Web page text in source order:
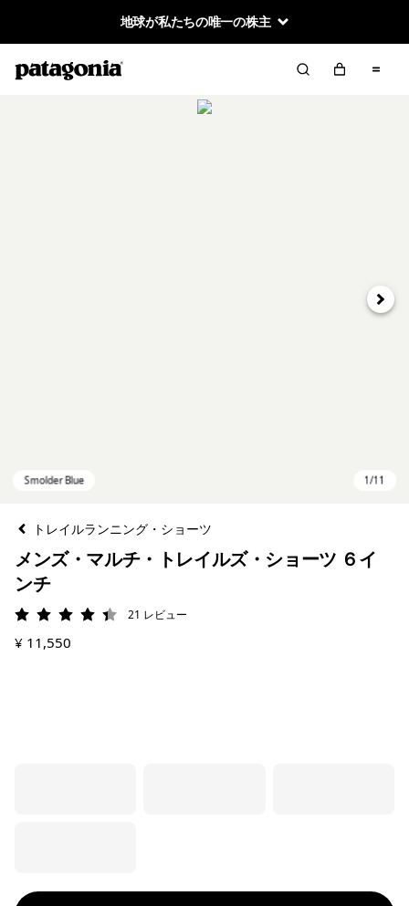
地球が私たちの唯一の株主
次へ
トレイルランニング・ショーツ
メンズ・マルチ・トレイルズ・ショーツ ６イ
ンチ
評価: 4.4 / 5
21 レビュー
¥ 11,550